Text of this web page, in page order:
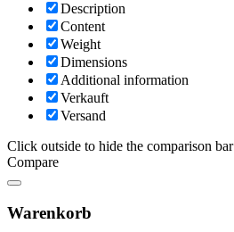
Description
Content
Weight
Dimensions
Additional information
Verkauft
Versand
Click outside to hide the comparison bar
Compare
Warenkorb